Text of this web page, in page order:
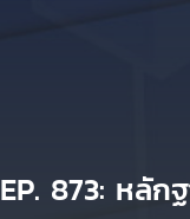
EP. 873: หลัก